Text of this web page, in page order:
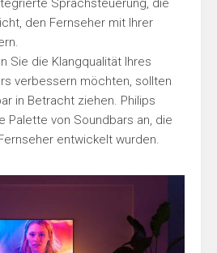
Sprachsteuerung, die
den Fernseher mit Ihrer
Sie die Klangqualität Ihres
verbessern möchten, sollten
in Betracht ziehen. Philips
Palette von Soundbars an, die
entwickelt wurden.